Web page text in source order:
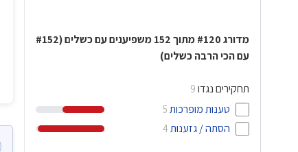
מדורג #120 מתוך 152 משפיענים עם כשלים(
#152
עם הכי הרבה כשלים)
תחקירים נגדו 9
טענות מופרכות 5
הסתה / גזענות 4